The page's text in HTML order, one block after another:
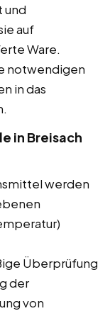
und
auf
Ware.
notwendigen
in das
in Breisach
werden
Überprüfung
der
von